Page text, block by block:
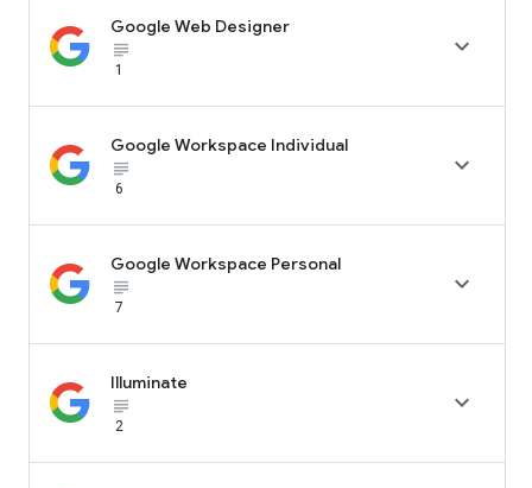
Google Web Designer
subject_black
1

Google Workspace Individual
subject_black
6

Google Workspace Personal
subject_black
7

Illuminate
subject_black
2
